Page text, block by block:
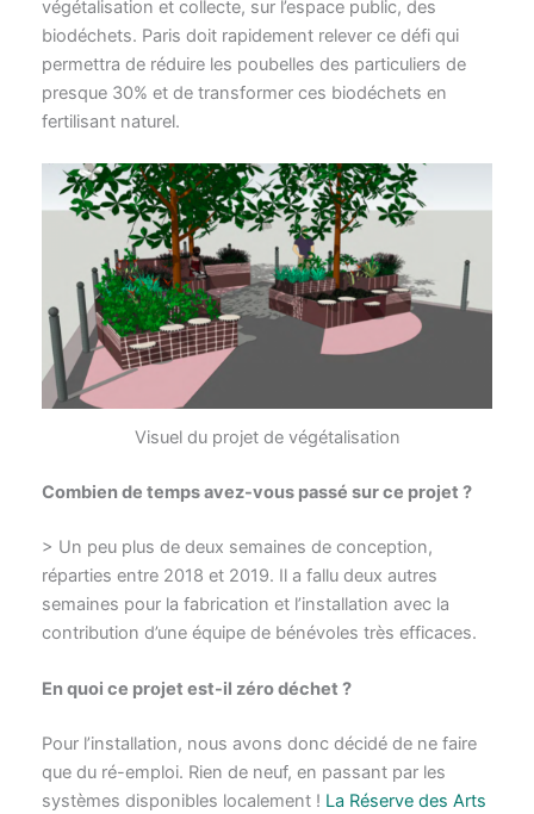
végétalisation et collecte, sur l’espace public, des
biodéchets. Paris doit rapidement relever ce défi qui
permettra de réduire les poubelles des particuliers de
presque 30% et de transformer ces biodéchets en
fertilisant naturel.
Visuel du projet de végétalisation
Combien de temps avez-vous passé sur ce projet ?
> Un peu plus de deux semaines de conception,
réparties entre 2018 et 2019. Il a fallu deux autres
semaines pour la fabrication et l’installation avec la
contribution d’une équipe de bénévoles très efficaces.
En quoi ce projet est-il zéro déchet ?
Pour l’installation, nous avons donc décidé de ne faire
que du ré-emploi. Rien de neuf, en passant par les
systèmes disponibles localement ! La Réserve des Arts